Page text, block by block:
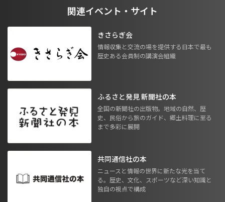
関連イベント・サイト
きさらぎ会
情報収集と交流の場を提供する日本で最も
歴史ある会員制の講演会組織
ふるさと発見 新聞社の本
全国の新聞社の出版物。地域の自然、歴
史、民俗から旅のガイド、郷土料理に至る
まで多彩に展開
共同通信社の本
ニュースと情報の世界に新たな光を当て
る。歴史、文化、スポーツなど深い知識と
独自の視点で構成